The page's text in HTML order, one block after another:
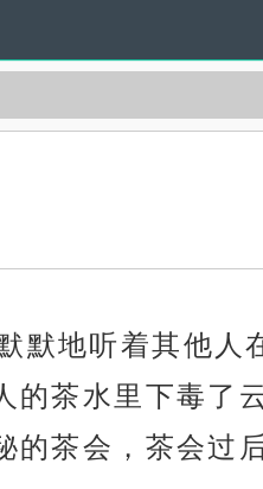
默地听着其他人
的茶水里下毒了
茶会，茶会过